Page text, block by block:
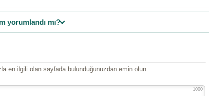
yorumlandı mı?
en ilgili olan sayfada bulunduğunuzdan emin olun.
1000